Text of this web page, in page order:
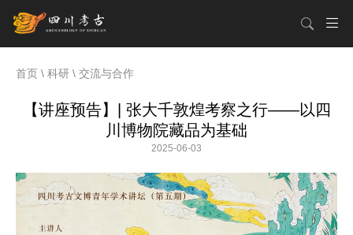
首页 \ 科研 \ 交流与合作
【讲座预告】| 张大千敦煌考察之行——以四
川博物院藏品为基础
2025-06-03